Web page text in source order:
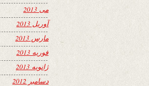
می 2013
آوریل 2013
مارس 2013
فوریه 2013
ژانویه 2013
دسامبر 2012